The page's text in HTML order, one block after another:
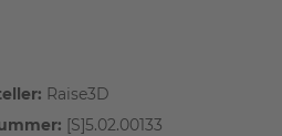
Raise3D
[S]5.02.00133